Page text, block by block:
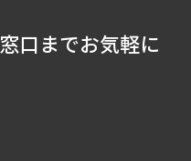
口までお気軽に